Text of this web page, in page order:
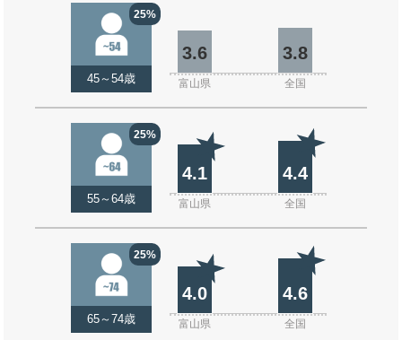
25%
45～54歳
3.6 3.8
富山県 全国
25%
55～64歳
4.1 4.4
富山県 全国
25%
65～74歳
4.0 4.6
富山県 全国